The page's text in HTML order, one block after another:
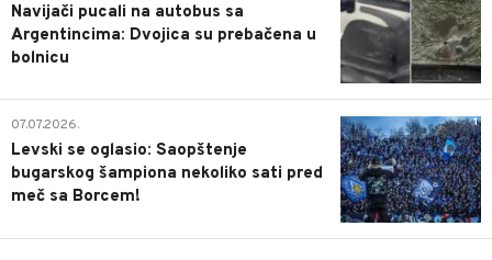
Navijači pucali na autobus sa
Argentincima: Dvojica su prebačena u
bolnicu
1
07.07.2026.
Levski se oglasio: Saopštenje
bugarskog šampiona nekoliko sati pred
meč sa Borcem!